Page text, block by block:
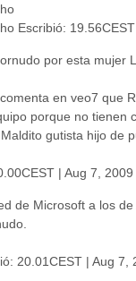
Escribió:
por esta mujer
comenta en veo7 que
porque no tienen
gutista hijo de
| Aug 7, 2009
de Microsoft a los de
20.01CEST | Aug 7,